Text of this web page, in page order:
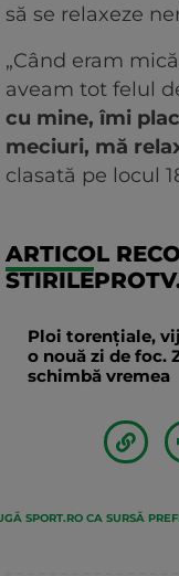
să se relaxeze
„Când eram
aveam tot felul
cu mine, îmi
meciuri, mă
clasată pe locul
ARTICOL
Ploi torențiale,
o nouă zi de foc.
schimbă vremea
SPORT.RO CA SURSĂ